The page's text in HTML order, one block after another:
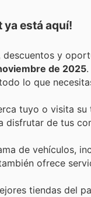
ya está aquí!
de 2025
lo que
tuyo o visita su
disfrutar de tus
de vehículos,
ofrece
tiendas del